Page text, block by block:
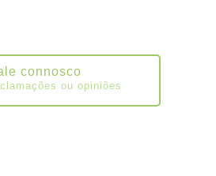
connosco
ou opiniões